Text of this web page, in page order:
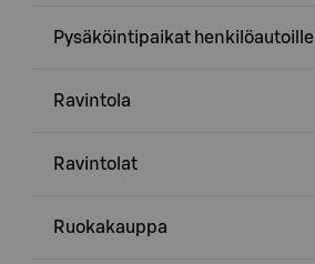
Pysäköintipaikat henkilöautoille
Ravintola
Ravintolat
Ruokakauppa